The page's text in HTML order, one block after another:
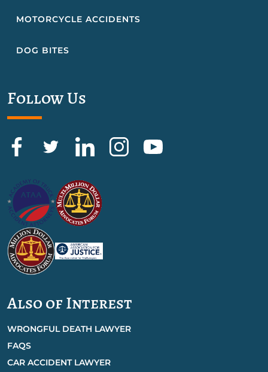
MOTORCYCLE ACCIDENTS
DOG BITES
Follow Us
Also of Interest
WRONGFUL DEATH LAWYER
FAQS
CAR ACCIDENT LAWYER